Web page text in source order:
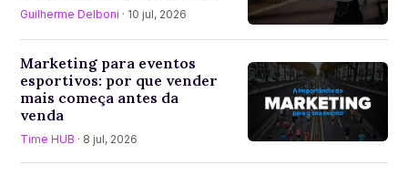
Guilherme Delboni · 10 jul, 2026
Marketing para eventos
esportivos: por que vender
mais começa antes da
venda
Time HUB · 8 jul, 2026